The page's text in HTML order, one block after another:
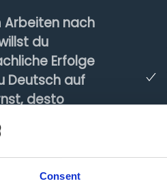
Consent
Arbeiten nach
du
Erfolge
Deutsch auf
desto
und
in
Wahl für